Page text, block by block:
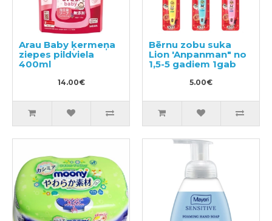
Arau Baby ķermeņa
ziepes pildviela
400ml
14.00€
Bērnu zobu suka
Lion 'Anpanman" no
1,5-5 gadiem 1gab
5.00€